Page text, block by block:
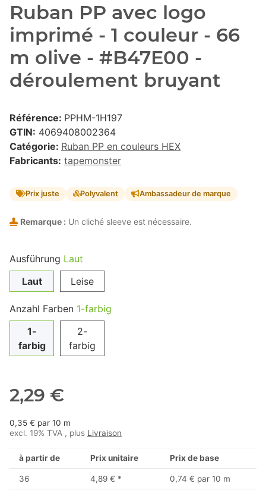
Ruban PP avec logo
imprimé - 1 couleur - 66
m olive - #B47E00 -
déroulement bruyant
Référence: PPHM-1H197
GTIN: 4069408002364
Catégorie: Ruban PP en couleurs HEX
Fabricants: tapemonster
Prix juste Polyvalent Ambassadeur de marque
Remarque : Un cliché sleeve est nécessaire.
Ausführung Laut
Laut
Leise
Anzahl Farben 1-farbig
1-
farbig
2-
farbig
2,29 €
0,35 € par 10 m
excl. 19% TVA , plus Livraison
à partir de Prix unitaire Prix de base
36 4,89 € * 0,74 € par 10 m